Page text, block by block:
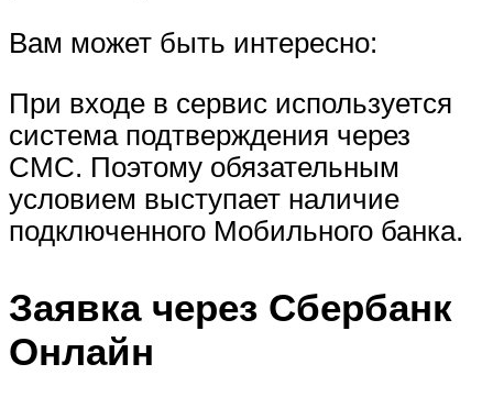
Вам может быть интересно:
При входе в сервис используется
система подтверждения через
СМС. Поэтому обязательным
условием выступает наличие
подключенного Мобильного банка.
Заявка через Сбербанк
Онлайн